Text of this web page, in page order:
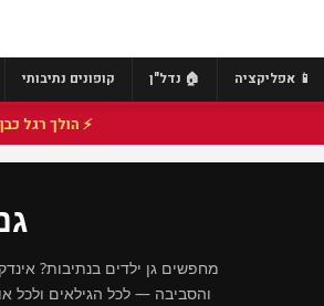
📱 אפליקציה 🏠 נדל"ן קופונים נתיבותי
⚡ הולך רגל כבן 40 נהרג מפגיעת רכב בכביש 25 סמוך לצומת הנשיא, מתנדבי זק"א פועלו בזירה
מחפשים גן ילדים בנתיבות?
והסביבה — לכל הגילאים ולכל